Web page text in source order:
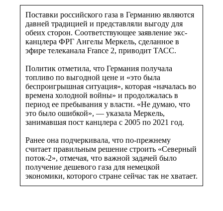
Поставки российского газа в Германию являются
давней традицией и представляли выгоду для
обеих сторон. Соответствующее заявление экс-
канцлера ФРГ Ангелы Меркель, сделанное в
эфире телеканала France 2, приводит ТАСС.
Политик отметила, что Германия получала
топливо по выгодной цене и «это была
беспроигрышная ситуация», которая «началась во
времена холодной войны» и продолжалась в
период ее пребывания у власти. «Не думаю, что
это было ошибкой», — указала Меркель,
занимавшая пост канцлера с 2005 по 2021 год.
Ранее она подчеркивала, что по-прежнему
считает правильным решение строить «Северный
поток-2», отмечая, что важной задачей было
получение дешевого газа для немецкой
экономики, которого стране сейчас так не хватает.